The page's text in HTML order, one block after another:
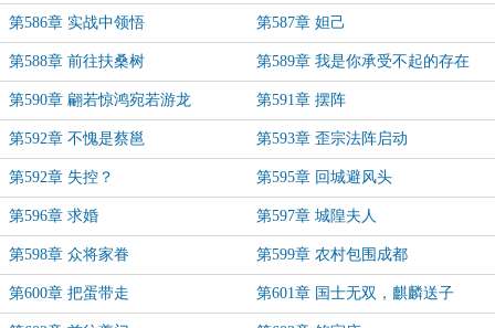
第586章 实战中领悟 第587章 妲己
第588章 前往扶桑树 第589章 我是你承受不起的存在
第590章 翩若惊鸿宛若游龙 第591章 摆阵
第592章 不愧是蔡邕 第593章 歪宗法阵启动
第592章 失控？ 第595章 回城避风头
第596章 求婚 第597章 城隍夫人
第598章 众将家眷 第599章 农村包围成都
第600章 把蛋带走 第601章 国士无双，麒麟送子